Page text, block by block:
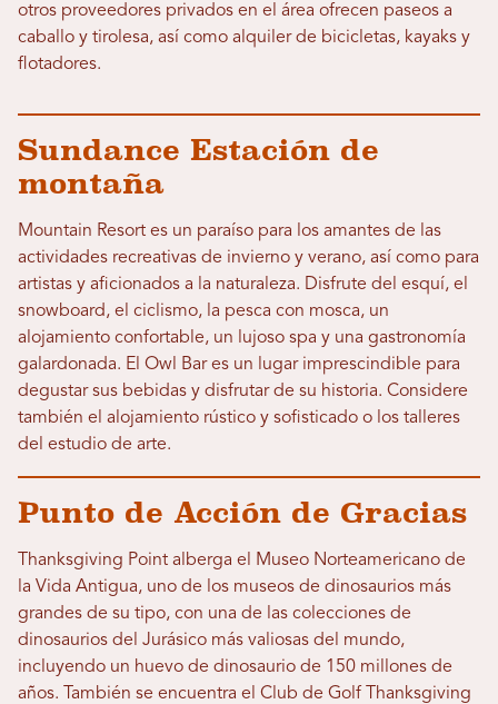
otros proveedores privados en el área ofrecen paseos a
caballo y tirolesa, así como alquiler de bicicletas, kayaks y
flotadores.
Sundance Estación de
montaña
Mountain Resort es un paraíso para los amantes de las
actividades recreativas de invierno y verano, así como para
artistas y aficionados a la naturaleza. Disfrute del esquí, el
snowboard, el ciclismo, la pesca con mosca, un
alojamiento confortable, un lujoso spa y una gastronomía
galardonada. El Owl Bar es un lugar imprescindible para
degustar sus bebidas y disfrutar de su historia. Considere
también el alojamiento rústico y sofisticado o los talleres
del estudio de arte.
Punto de Acción de Gracias
Thanksgiving Point alberga el Museo Norteamericano de
la Vida Antigua, uno de los museos de dinosaurios más
grandes de su tipo, con una de las colecciones de
dinosaurios del Jurásico más valiosas del mundo,
incluyendo un huevo de dinosaurio de 150 millones de
años. También se encuentra el Club de Golf Thanksgiving